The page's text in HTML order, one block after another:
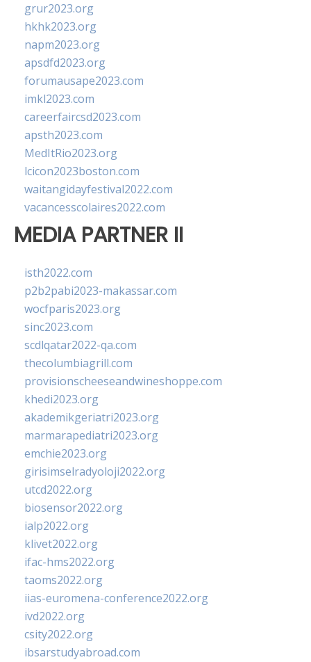
grur2023.org
hkhk2023.org
napm2023.org
apsdfd2023.org
forumausape2023.com
imkl2023.com
careerfaircsd2023.com
apsth2023.com
MedItRio2023.org
lcicon2023boston.com
waitangidayfestival2022.com
vacancesscolaires2022.com
MEDIA PARTNER II
isth2022.com
p2b2pabi2023-makassar.com
wocfparis2023.org
sinc2023.com
scdlqatar2022-qa.com
thecolumbiagrill.com
provisionscheeseandwineshoppe.com
khedi2023.org
akademikgeriatri2023.org
marmarapediatri2023.org
emchie2023.org
girisimselradyoloji2022.org
utcd2022.org
biosensor2022.org
ialp2022.org
klivet2022.org
ifac-hms2022.org
taoms2022.org
iias-euromena-conference2022.org
ivd2022.org
csity2022.org
ibsarstudyabroad.com